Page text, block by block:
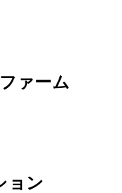
ァーム
ョン